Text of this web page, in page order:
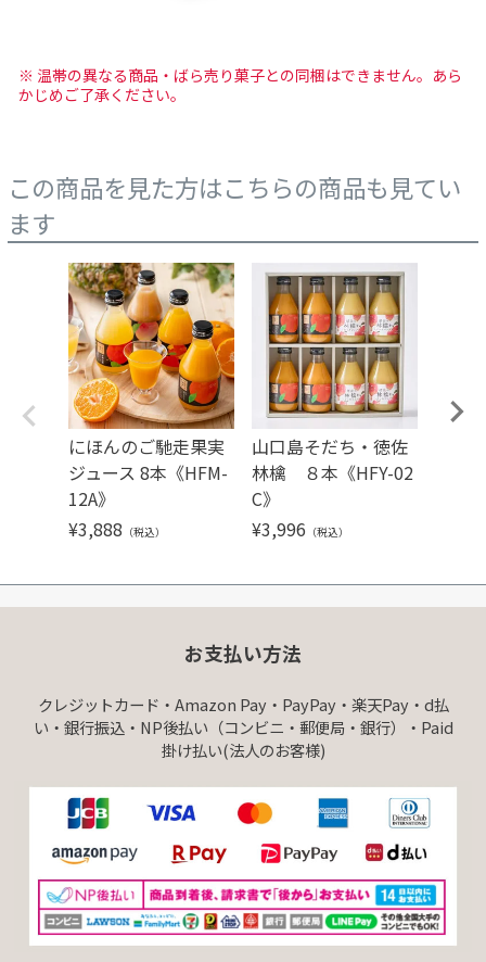
※ 温帯の異なる商品・ばら売り菓子との同梱はできません。あら
かじめご了承ください。
この商品を見た方はこちらの商品も見てい
ます
にほんのご馳走果実
ジュース 8本《HFM-
12A》
¥3,888 （税込）
山口島そだち・徳佐
林檎 ８本《HFY-02
C》
¥3,996 （税込）
お支払い方法
クレジットカード・Amazon Pay・PayPay・楽天Pay・d払
い・銀行振込・NP後払い（コンビニ・郵便局・銀行）・Paid
掛け払い(法人のお客様)